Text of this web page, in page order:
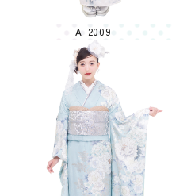
A-2009